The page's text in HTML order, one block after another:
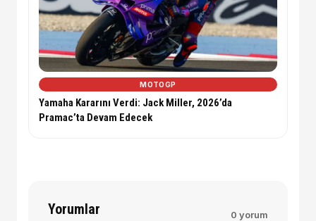
MOTOGP
Yamaha Kararını Verdi: Jack Miller, 2026’da
Pramac’ta Devam Edecek
Yorumlar 0 yorum